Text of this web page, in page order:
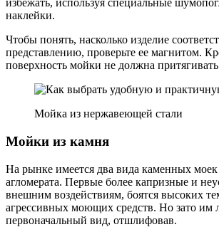
избежать, используя специальные
наклейки.
Чтобы понять, насколько изделие
представлению, проверьте ее магнитом.
поверхность мойки не должна притягивать
Мойка из нержавеющей стали
Мойки из камня
На рынке имеется два вида каменных моек
агломерата. Первые более капризные и
внешним воздействиям, боятся высоких
агрессивных моющих средств. Но зато им
первоначальный вид, отшлифовав.